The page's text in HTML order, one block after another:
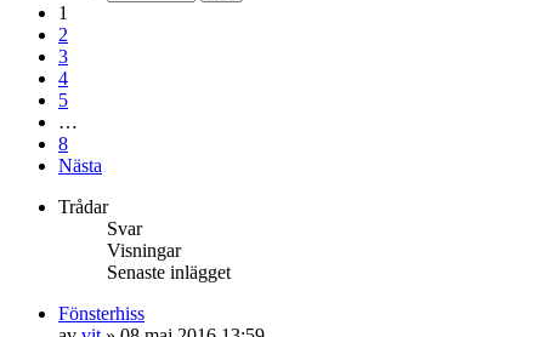
1
2
3
4
5
…
8
Nästa
Trådar
Svar
Visningar
Senaste inlägget
Fönsterhiss